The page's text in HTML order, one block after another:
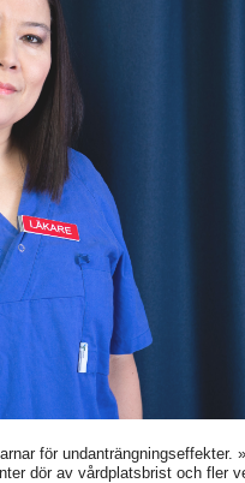
för undanträngningseffekter.
dör av vårdplatsbrist och fler